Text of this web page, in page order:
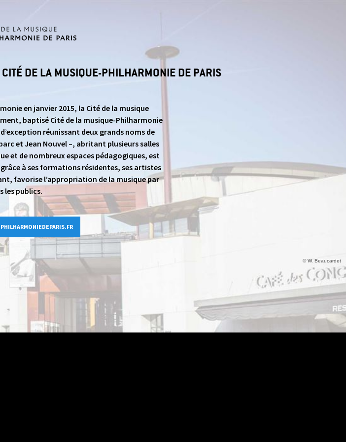
DE LA MUSIQUE-PHILHARMONIE DE PARIS
en janvier 2015, la Cité de la musique
baptisé Cité de la musique-Philharmonie
réunissant deux grands noms de
et Jean Nouvel –, abritant plusieurs salles
et de nombreux espaces pédagogiques, est
à ses formations résidentes, ses artistes
favorise l’appropriation de la musique par
les publics.
© W. Beaucardet